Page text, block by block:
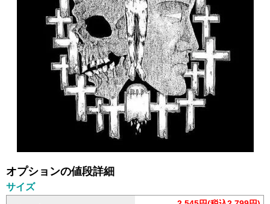
オプションの値段詳細
サイズ